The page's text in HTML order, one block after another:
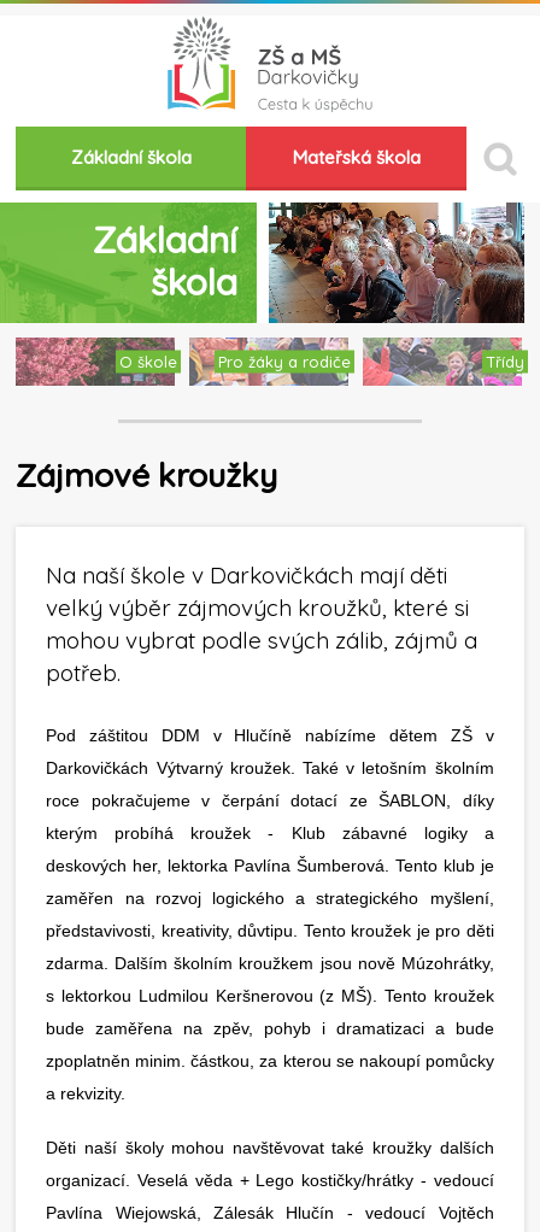
Základní škola Mateřská škola
Základní
škola
O škole Pro žáky a rodiče Třídy
Zájmové kroužky
Na naší škole v Darkovičkách mají děti
velký výběr zájmových kroužků, které si
mohou vybrat podle svých zálib, zájmů a
potřeb.
Pod záštitou DDM v Hlučíně nabízíme dětem ZŠ v
Darkovičkách Výtvarný kroužek. Také v letošním školním
roce pokračujeme v čerpání dotací ze ŠABLON, díky
kterým probíhá kroužek - Klub zábavné logiky a
deskových her, lektorka Pavlína Šumberová. Tento klub je
zaměřen na rozvoj logického a strategického myšlení,
představivosti, kreativity, důvtipu. Tento kroužek je pro děti
zdarma. Dalším školním kroužkem jsou nově Múzohrátky,
s lektorkou Ludmilou Keršnerovou (z MŠ). Tento kroužek
bude zaměřena na zpěv, pohyb i dramatizaci a bude
zpoplatněn minim. částkou, za kterou se nakoupí pomůcky
a rekvizity.
Děti naší školy mohou navštěvovat také kroužky dalších
organizací. Veselá věda + Lego kostičky/hrátky - vedoucí
Pavlína Wiejowská, Zálesák Hlučín - vedoucí Vojtěch